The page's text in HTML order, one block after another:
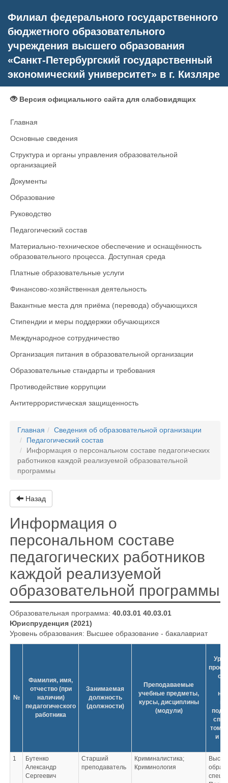
Филиал федерального государственного
бюджетного образовательного
учреждения высшего образования
«Санкт-Петербургский государственный
экономический университет» в г. Кизляре
Версия официального сайта для слабовидящих
Главная
Основные сведения
Структура и органы управления образовательной
организацией
Документы
Образование
Руководство
Педагогический состав
Материально-техническое обеспечение и оснащённость
образовательного процесса. Доступная среда
Платные образовательные услуги
Финансово-хозяйственная деятельность
Вакантные места для приёма (перевода) обучающихся
Стипендии и меры поддержки обучающихся
Международное сотрудничество
Организация питания в образовательной организации
Образовательные стандарты и требования
Противодействие коррупции
Антитеррористическая защищенность
Главная
Сведения об образовательной организации
Педагогический состав
Информация о персональном составе педагогических
работников каждой реализуемой образовательной
программы
Назад
Информация о
персональном составе
педагогических работников
каждой реализуемой
образовательной программы
Образовательная программа: 40.03.01 40.03.01
Юриспруденция (2021)
Уровень образования: Высшее образование - бакалавриат
№
Фамилия, имя,
отчество (при
наличии)
педагогического
работника
Занимаемая
должность
(должности)
Преподаваемые
учебные предметы,
курсы, дисциплины
(модули)
том
и
1
Бутенко
Александр
Сергеевич
Старший
преподаватель
Криминалистика;
Криминология